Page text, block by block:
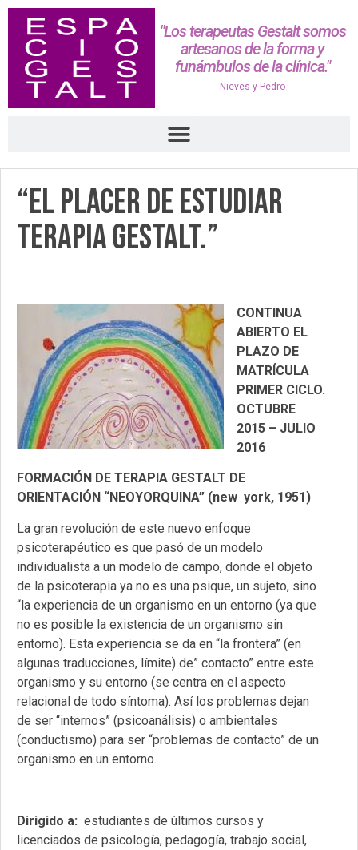
"Los terapeutas Gestalt somos
artesanos de la forma y
funámbulos de la clínica."
Nieves y Pedro
“El placer de estudiar
Terapia Gestalt.”
CONTINUA
ABIERTO EL
PLAZO DE
MATRÍCULA
PRIMER CICLO.
OCTUBRE
2015 – JULIO
2016
FORMACIÓN DE TERAPIA GESTALT DE
ORIENTACIÓN “NEOYORQUINA” (new york, 1951)
La gran revolución de este nuevo enfoque
psicoterapéutico es que pasó de un modelo
individualista a un modelo de campo, donde el objeto
de la psicoterapia ya no es una psique, un sujeto, sino
“la experiencia de un organismo en un entorno (ya que
no es posible la existencia de un organismo sin
entorno). Esta experiencia se da en “la frontera” (en
algunas traducciones, límite) de” contacto” entre este
organismo y su entorno (se centra en el aspecto
relacional de todo síntoma). Así los problemas dejan
de ser “internos” (psicoanálisis) o ambientales
(conductismo) para ser “problemas de contacto” de un
organismo en un entorno.
Dirigido a: estudiantes de últimos cursos y
licenciados de psicología, pedagogía, trabajo social,